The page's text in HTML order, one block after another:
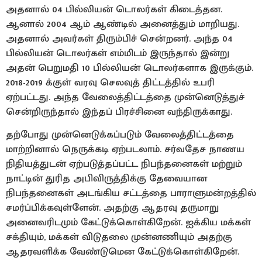
அதனால் 04 பில்லியன் டொலர்கள் கிடைத்தன.
ஆனால் 2004 ஆம் ஆண்டில் அனைத்தும் மாறியது.
அதனால் அவர்கள் திரும்பிச் சென்றனர். அந்த 04
பில்லியன் டொலர்கள் எம்மிடம் இருந்தால் இன்று
அதன் பெறுமதி 10 பில்லியன் டொலர்களாக இருக்கும்.
2018-2019 க்குள் வரவு செலவுத் திட்டத்தில் உபரி
ஏற்பட்டது. அந்த வேலைத்திட்டத்தை முன்னெடுத்துச்
சென்றிருந்தால் இந்தப் பிரச்சினை வந்திருக்காது.
தற்போது முன்னெடுக்கப்படும் வேலைத்திட்டத்தை
மாற்றினால் நெருக்கடி ஏற்படலாம். சர்வதேச நாணய
நிதியத்துடன் ஏற்படுத்தப்பட்ட நிபந்தனைகள் மற்றும்
நாட்டின் துரித அபிவிருத்திக்கு தேவையான
நிபந்தனைகள் அடங்கிய சட்டத்தை பாராளுமன்றத்தில்
சமர்ப்பிக்கவுள்ளேன். அதற்கு ஆதரவு தருமாறு
அனைவரிடமும் கேட்டுக்கொள்கிறேன். ஐக்கிய மக்கள்
சக்தியும், மக்கள் விடுதலை முன்னணியும் அதற்கு
ஆதரவளிக்க வேண்டுமென கேட்டுக்கொள்கிறேன்.